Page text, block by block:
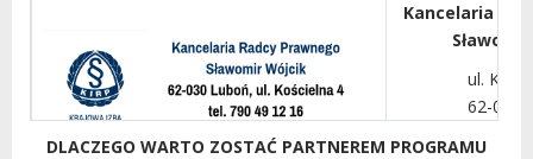
Kancelaria
ul.
62-030
(naprzeciw
DLACZEGO WARTO ZOSTAĆ PARTNEREM PROGRAMU